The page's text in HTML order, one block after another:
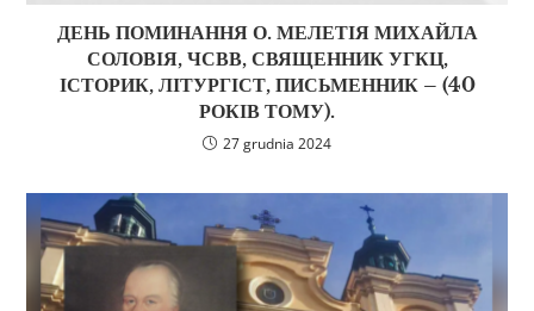
ДЕНЬ ПОМИНАННЯ О. МЕЛЕТІЯ МИХАЙЛА
СОЛОВІЯ, ЧСВВ, СВЯЩЕННИК УГКЦ,
ІСТОРИК, ЛІТУРГІСТ, ПИСЬМЕННИК – (40
РОКІВ ТОМУ).
27 grudnia 2024